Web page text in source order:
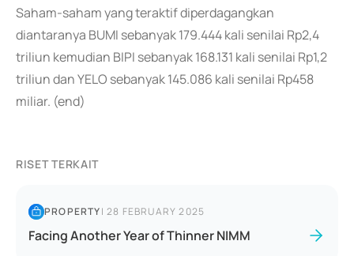
Saham-saham yang teraktif diperdagangkan
diantaranya BUMI sebanyak 179.444 kali senilai Rp2,4
triliun kemudian BIPI sebanyak 168.131 kali senilai Rp1,2
triliun dan YELO sebanyak 145.086 kali senilai Rp458
miliar. (end)
RISET TERKAIT
PROPERTY|28 FEBRUARY 2025
Facing Another Year of Thinner NIMM